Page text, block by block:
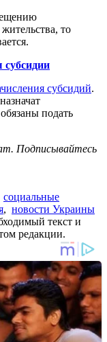
то
субсидий.
подать
Подписывайтесь
социальные
, новости Украины
текст и
редакции.